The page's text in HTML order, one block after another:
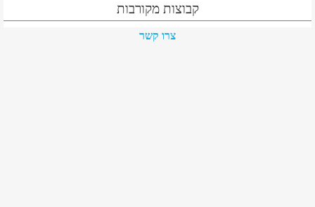
קבוצות מקורבות
צרו קשר